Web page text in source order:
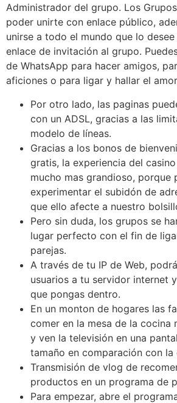
Administrador del grupo. Los
poder unirte con enlace público,
unirse a todo el mundo que lo
enlace de invitación al grupo.
de WhatsApp para hacer amigos,
aficiones o para ligar y hallar el
Por otro lado, las paginas
con un ADSL, gracias a las
modelo de líneas.
Gracias a los bonos de
gratis, la experiencia del
mucho mas grandioso, porque
experimentar el subidón de
que ello afecte a nuestro
Pero sin duda, los grupos se
lugar perfecto con el fin de
parejas.
A través de tu IP de Web,
usuarios a tu servidor internet
que pongas dentro.
En un monton de hogares las
comer en la mesa de la cocina
y ven la televisión en una
tamaño en comparación con la
Transmisión de vlog de
productos en un programa de
Para empezar, abre el